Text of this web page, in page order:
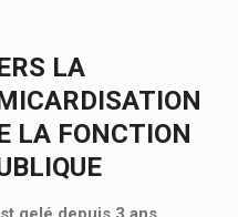
LA
LA FONCTION